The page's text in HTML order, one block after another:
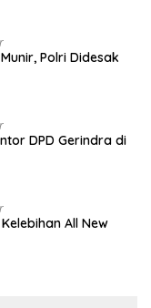
Polri Didesak
DPD Gerindra di
All New